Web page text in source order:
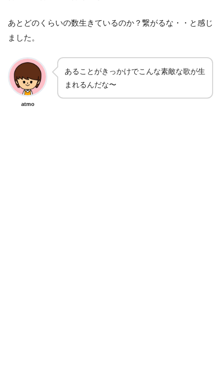
あとどのくらいの数生きているのか？繋がるな・・と感じ
ました。
atmo
あることがきっかけでこんな素敵な歌が生
まれるんだな〜